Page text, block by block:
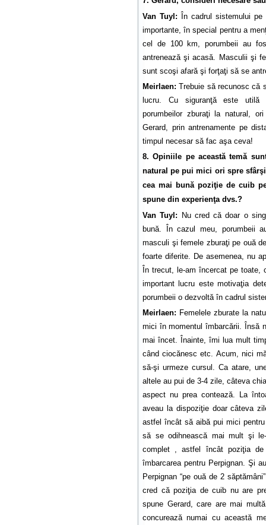
Van Tuyl: În cadrul sistemului
importante, în special pentru a
cel de 100 km, porumbeii au
antrenează şi acasă. Masculii şi
sunt scoşi afară şi forţaţi să se
Meirlaen: Trebuie să recunosc că
lucru. Cu siguranţă este utilă
porumbeilor zburaţi la natural,
Gerard, prin antrenamente pe
timpul necesar să fac aşa ceva!
8. Opiniile pe această temă
natural pe pui mici ori spre
cea mai bună poziţie de cuib
spune din experienţa dvs.?
Van Tuyl: Nu cred că doar o
bună. În cazul meu, porumbeii
masculi şi femele zburaţi pe ouă
foarte diferite. De asemenea, nu
În trecut, le-am încercat pe
important lucru este motivaţia
porumbeii o dezvoltă în cadrul
Meirlaen: Femelele zburate la
mici în momentul îmbarcării. Însă
mai încet. Înainte, îmi lua mult
când ciocănesc etc. Acum, nici
să-şi urmeze cursul. Ca atare,
altele au pui de 3-4 zile, câteva
aspect nu prea contează. La
aveau la dispoziţie doar câteva
astfel încât să aibă pui mici
să se odihnească mai mult şi
complet , astfel încât poziţia
îmbarcarea pentru Perpignan. Şi
Perpignan “pe ouă de 2
cred că poziţia de cuib nu are
spune Gerard, care are mai
concurează numai cu această